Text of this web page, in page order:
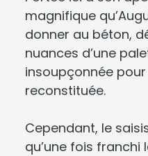
magnifique
donner au béton,
nuances d’une
insoupçonnée
reconstituée.
Cependant, le
qu’une fois franchi